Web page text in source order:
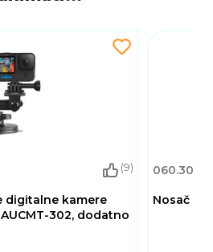
(9)
digitalne kamere
302, dodatno
Nosač